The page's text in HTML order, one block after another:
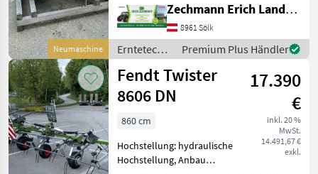
Neumaschine
Zinkenverlustsicherung,
Grenzstreueinrichtung,
Streuwinkelverstellung,
Schutzbügel Neue
Lagermaschine
Zechmann Erich Landmaschinen-Portalbau
8961 Sölk
Erntetechnik
Grünland /
Fendt
Premium Plus Händler
Fendt Twister
8606 DN
17.390
€
inkl. 20 %
MwSt.
14.491,67 €
exkl.
860 cm
Hochstellung: hydraulische
Hochstellung, Anbau